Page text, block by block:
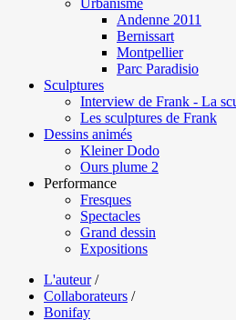
Andenne 2011
Bernissart
Montpellier
Parc Paradisio
Sculptures
Interview de Frank - La
Les sculptures de Frank
Dessins animés
Kleiner Dodo
Ours plume 2
Performance
Fresques
Spectacles
Grand dessin
Expositions
L'auteur /
Collaborateurs /
Bonifay